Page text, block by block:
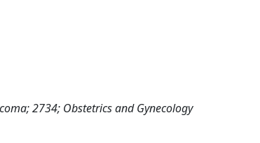
2734; Obstetrics and Gynecology